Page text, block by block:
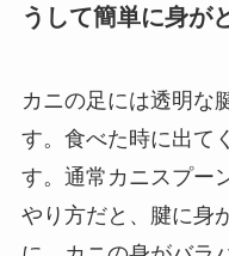
うして簡単に身が
カニの足には透明な
す。食べた時に出て
す。通常カニスプー
やり方だと、腱に身